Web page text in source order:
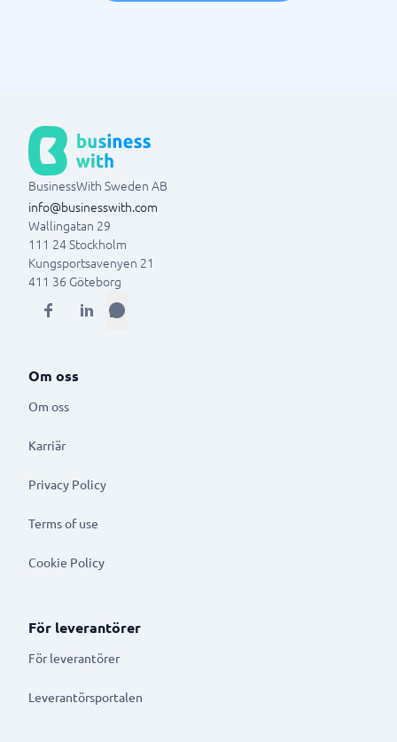
BusinessWith Sweden AB
info@businesswith.com
Wallingatan 29
111 24Stockholm
Kungsportsavenyen 21
411 36 Göteborg
Om oss
Om oss
Karriär
Privacy Policy
Terms of use
Cookie Policy
För leverantörer
För leverantörer
Leverantörsportalen